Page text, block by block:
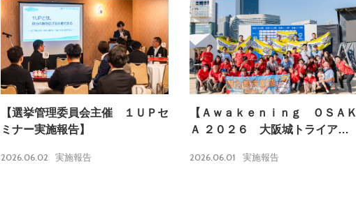
【選挙管理委員会主催 １ＵＰセ
ミナー実施報告】
2026.06.02 実施報告
【Ａｗａｋｅｎｉｎｇ ＯＳＡＫ
Ａ ２０２６ 大阪城トライアス
2026.06.01 実施報告